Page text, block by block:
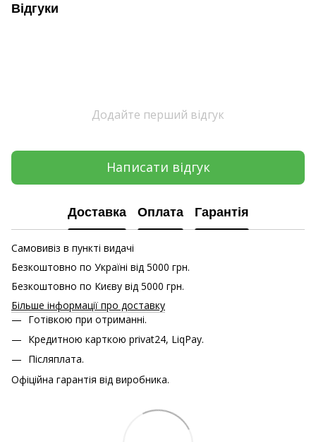
Відгуки
Додайте перший відгук
Написати відгук
Доставка Оплата Гарантія
Самовивіз в пункті видачі
Безкоштовно по Україні від 5000 грн.
Безкоштовно по Києву від 5000 грн.
Більше інформації про доставку
Готівкою при отриманні.
Кредитною карткою privat24, LiqPay.
Післяплата.
Офіційна гарантія від виробника.